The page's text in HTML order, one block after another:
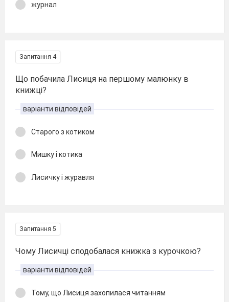
журнал
Запитання 4
Що побачила Лисиця на першому малюнку в
книжці?
варіанти відповідей
Старого з котиком
Мишку і котика
Лисичку і журавля
Запитання 5
Чому Лисичці сподобалася книжка з курочкою?
варіанти відповідей
Тому, що Лисиця захопилася читанням